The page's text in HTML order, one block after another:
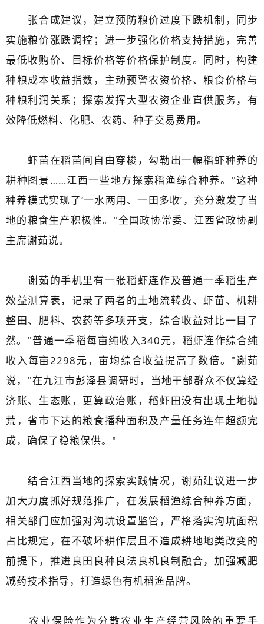
张合成建议，建立预防粮价过度下跌机制，同步
实施粮价涨跌调控；进一步强化价格支持措施，完善
最低收购价、目标价格等价格保护制度。同时，构建
种粮成本收益指数，主动预警农资价格、粮食价格与
种粮利润关系；探索发挥大型农资企业直供服务，有
效降低燃料、化肥、农药、种子交易费用。
虾苗在稻苗间自由穿梭，勾勒出一幅稻虾种养的
耕种图景……江西一些地方探索稻渔综合种养。"这种
种养模式实现了‘一水两用、一田多收’，充分激发了当
地的粮食生产积极性。"全国政协常委、江西省政协副
主席谢茹说。
谢茹的手机里有一张稻虾连作及普通一季稻生产
效益测算表，记录了两者的土地流转费、虾苗、机耕
整田、肥料、农药等多项开支，综合收益对比一目了
然。"普通一季稻每亩纯收入340元，稻虾连作综合纯
收入每亩2298元，亩均综合收益提高了数倍。"谢茹
说，"在九江市彭泽县调研时，当地干部群众不仅算经
济账、生态账，更算政治账，稻虾田没有出现土地抛
荒，省市下达的粮食播种面积及产量任务连年超额完
成，确保了稳粮保供。"
结合江西当地的探索实践情况，谢茹建议进一步
加大力度抓好规范推广，在发展稻渔综合种养方面，
相关部门应加强对沟坑设置监管，严格落实沟坑面积
占比规定，在不破坏耕作层且不造成耕地地类改变的
前提下，推进良田良种良法良机良制融合，加强减肥
减药技术指导，打造绿色有机稻渔品牌。
农业保险作为分散农业生产经营风险的重要手